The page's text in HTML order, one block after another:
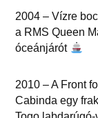
2004 – Vízre
a RMS Queen
óceánjárót
2010 – A Front
Cabinda egy